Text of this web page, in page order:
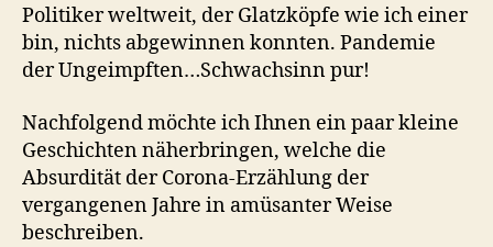
Politiker weltweit, der Glatzköpfe wie ich einer
bin, nichts abgewinnen konnten. Pandemie
der Ungeimpften…Schwachsinn pur!
Nachfolgend möchte ich Ihnen ein paar kleine
Geschichten näherbringen, welche die
Absurdität der Corona-Erzählung der
vergangenen Jahre in amüsanter Weise
beschreiben.